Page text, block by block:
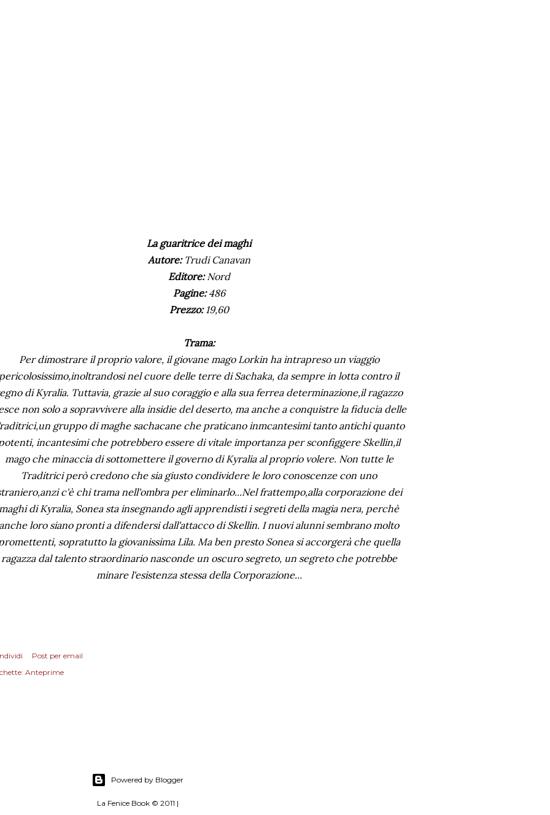
La guaritrice dei maghi
Autore:Trudi Canavan
Editore:Nord
Pagine:486
Prezzo:19,60
Trama:
Per dimostrare il proprio valore, il giovane mago Lorkin ha intrapreso un viaggio
nel cuore delle terre di Sachaka, da sempre in lotta contro il
di Kyralia. Tuttavia, grazie al suo coraggio e alla sua ferrea determinazione,il ragazzo
non solo a sopravvivere alla insidie del deserto, ma anche a conquistre la fiducia delle
gruppo di maghe sachacane che praticano inmcantesimi tanto antichi quanto
incantesimi che potrebbero essere di vitale importanza per sconfiggere Skellin,il
mago che minaccia di sottomettere il governo di Kyralia al proprio volere. Non tutte le
Traditrici però credono che sia giusto condividere le loro conoscenze con uno
c'è chi trama nell'ombra per eliminarlo...Nel frattempo,alla corporazione dei
di Kyralia, Sonea sta insegnando agli apprendisti i segreti della magia nera, perchè
loro siano pronti a difendersi dall'attacco di Skellin. I nuovi alunni sembrano molto
sopratutto la giovanissima Lila. Ma ben presto Sonea si accorgerà che quella
ragazza dal talento straordinario nasconde un oscuro segreto, un segreto che potrebbe
minare l'esistenza stessa della Corporazione...
Post per email
Anteprime
Powered by Blogger
La Fenice Book © 2011 |